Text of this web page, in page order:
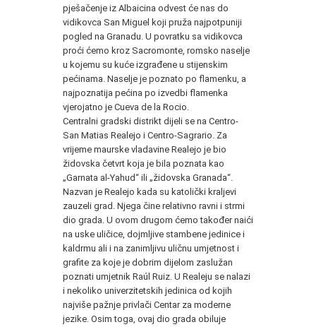
pješačenje iz Albaicina odvest će nas do
vidikovca San Miguel koji pruža najpotpuniji
pogled na Granadu. U povratku sa vidikovca
proći ćemo kroz Sacromonte, romsko naselje
u kojemu su kuće izgrađene u stijenskim
pećinama. Naselje je poznato po flamenku, a
najpoznatija pećina po izvedbi flamenka
vjerojatno je Cueva de la Rocio.
Centralni gradski distrikt dijeli se na Centro-
San Matias Realejo i Centro-Sagrario. Za
vrijeme maurske vladavine Realejo je bio
židovska četvrt koja je bila poznata kao
„Garnata al-Yahud“ ili „židovska Granada“.
Nazvan je Realejo kada su katolički kraljevi
zauzeli grad. Njega čine relativno ravni i strmi
dio grada. U ovom drugom ćemo također naići
na uske uličice, dojmljive stambene jedinice i
kaldrmu ali i na zanimljivu uličnu umjetnost i
grafite za koje je dobrim dijelom zaslužan
poznati umjetnik Raúl Ruiz. U Realeju se nalazi
i nekoliko univerzitetskih jedinica od kojih
najviše pažnje privlači Centar za moderne
jezike. Osim toga, ovaj dio grada obiluje